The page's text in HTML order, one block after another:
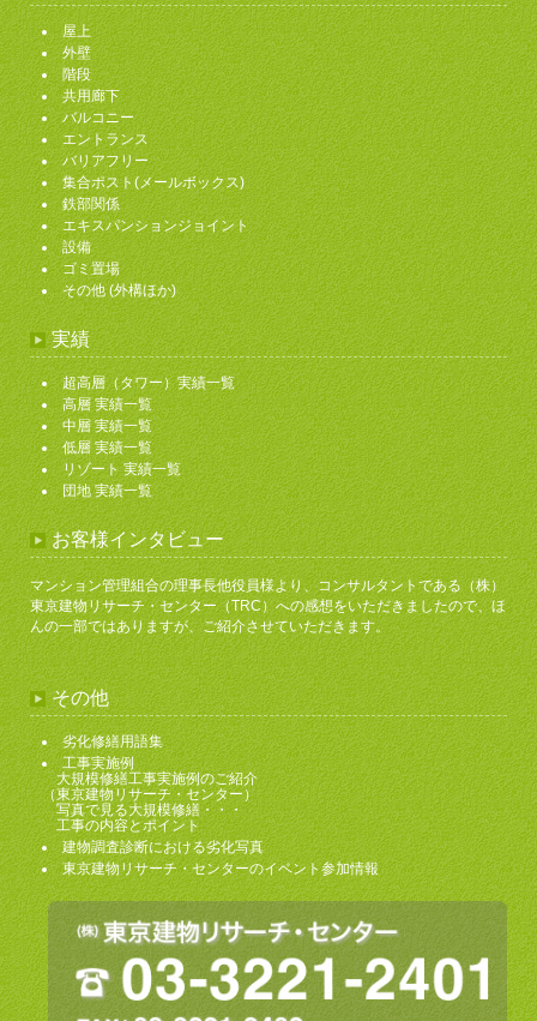
屋上
外壁
階段
共用廊下
バルコニー
エントランス
バリアフリー
集合ポスト(メールボックス)
鉄部関係
エキスパンションジョイント
設備
ゴミ置場
その他 (外構ほか)
実績
超高層（タワー）実績一覧
高層 実績一覧
中層 実績一覧
低層 実績一覧
リゾート 実績一覧
団地 実績一覧
お客様インタビュー
マンション管理組合の理事長他役員様より、コンサルタントである（株）
東京建物リサーチ・センター（TRC）への感想をいただきましたので、ほ
んの一部ではありますが、ご紹介させていただきます。
その他
劣化修繕用語集
工事実施例
大規模修繕工事実施例のご紹介
（東京建物リサーチ・センター）
写真で見る大規模修繕・・・
工事の内容とポイント
建物調査診断における劣化写真
東京建物リサーチ・センターのイベント参加情報